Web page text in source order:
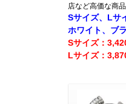
店など高価な商
Sサイズ、Lサ
ホワイト、ブ
Sサイズ：
Lサイズ：